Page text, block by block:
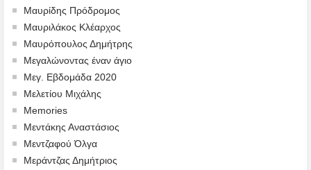
Μαυρίδης Πρόδρομος
Μαυριλάκος Κλέαρχος
Μαυρόπουλος Δημήτρης
Μεγαλώνοντας έναν άγιο
Μεγ. Εβδομάδα 2020
Μελετίου Μιχάλης
Memories
Μεντάκης Αναστάσιος
Μεντζαφού Όλγα
Μεράντζας Δημήτριος